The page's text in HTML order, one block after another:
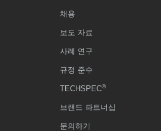
채용
보도 자료
사례 연구
규정 준수
TECHSPEC®
브랜드 파트너십
문의하기